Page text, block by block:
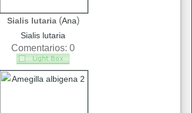
Sialis lutaria(Ana)
Sialis lutaria
Comentarios: 0